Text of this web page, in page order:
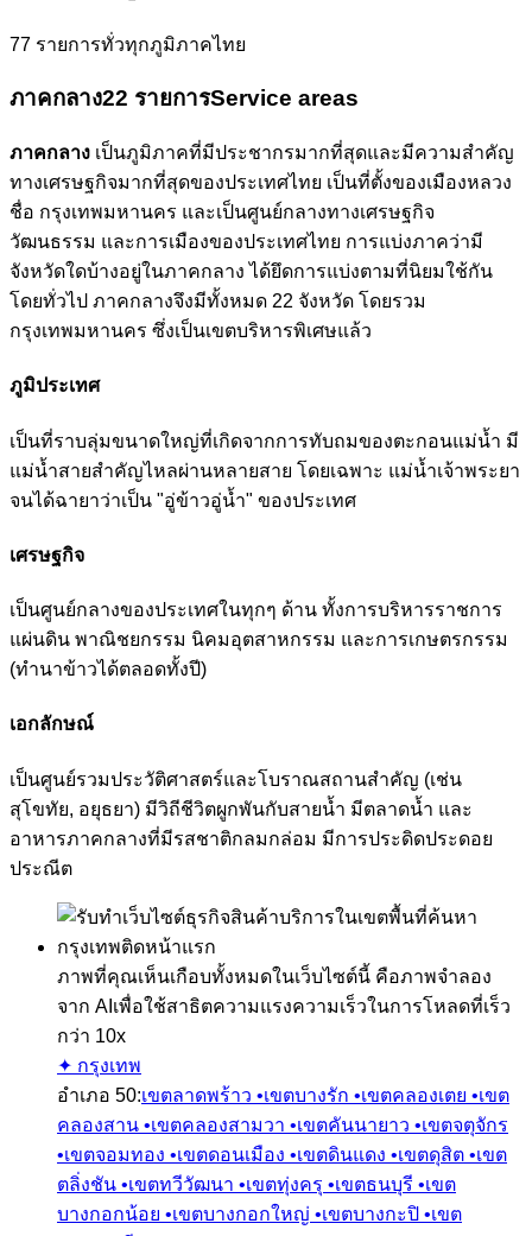
77 รายการทั่วทุกภูมิภาคไทย
ภาคกลาง22 รายการService areas
ภาคกลาง เป็นภูมิภาคที่มีประชากรมากที่สุดและมีความสำคัญ
ทางเศรษฐกิจมากที่สุดของประเทศไทย เป็นที่ตั้งของเมืองหลวง
ชื่อ กรุงเทพมหานคร และเป็นศูนย์กลางทางเศรษฐกิจ
วัฒนธรรม และการเมืองของประเทศไทย การแบ่งภาคว่ามี
จังหวัดใดบ้างอยู่ในภาคกลาง ได้ยึดการแบ่งตามที่นิยมใช้กัน
โดยทั่วไป ภาคกลางจึงมีทั้งหมด 22 จังหวัด โดยรวม
กรุงเทพมหานคร ซึ่งเป็นเขตบริหารพิเศษแล้ว
ภูมิประเทศ
เป็นที่ราบลุ่มขนาดใหญ่ที่เกิดจากการทับถมของตะกอนแม่น้ำ มี
แม่น้ำสายสำคัญไหลผ่านหลายสาย โดยเฉพาะ แม่น้ำเจ้าพระยา
จนได้ฉายาว่าเป็น "อู่ข้าวอู่น้ำ" ของประเทศ
เศรษฐกิจ
เป็นศูนย์กลางของประเทศในทุกๆ ด้าน ทั้งการบริหารราชการ
แผ่นดิน พาณิชยกรรม นิคมอุตสาหกรรม และการเกษตรกรรม
(ทำนาข้าวได้ตลอดทั้งปี)
เอกลักษณ์
เป็นศูนย์รวมประวัติศาสตร์และโบราณสถานสำคัญ (เช่น
สุโขทัย, อยุธยา) มีวิถีชีวิตผูกพันกับสายน้ำ มีตลาดน้ำ และ
อาหารภาคกลางที่มีรสชาติกลมกล่อม มีการประดิดประดอย
ประณีต
ภาพที่คุณเห็นเกือบทั้งหมดในเว็บไซต์นี้ คือภาพจำลอง
จาก AI เพื่อใช้สาธิตความแรงความเร็วในการโหลดที่เร็ว
กว่า 10x
✦ กรุงเทพ
อำเภอ 50:เขตลาดพร้าว •เขตบางรัก •เขตคลองเตย •เขต
คลองสาน •เขตคลองสามวา •เขตคันนายาว •เขตจตุจักร
•เขตจอมทอง •เขตดอนเมือง •เขตดินแดง •เขตดุสิต •เขต
ตลิ่งชัน •เขตทวีวัฒนา •เขตทุ่งครุ •เขตธนบุรี •เขต
บางกอกน้อย •เขตบางกอกใหญ่ •เขตบางกะปิ •เขต